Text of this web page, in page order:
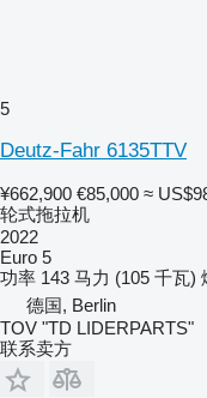
WD040 Rear
600/65 R38" rear
WG064 Toolbox +
positioned on the loader
TC013 User manual
SS011 Mechanical cab
DX010 Electrohydraulic
4WD and front/rear
Lock + ASM system
AY001 Bracket for
device
AX001 Cab floor mat
AV047 High visibility
roof FOPS-compliant
5
Deutz-Fahr 6135TTV
¥662,900 €85,000 ≈
轮式拖拉机
2022
Euro 5
功率 143 马力 (105 千瓦)
德国, Berlin
TOV "TD LIDERPARTS"
联系卖方